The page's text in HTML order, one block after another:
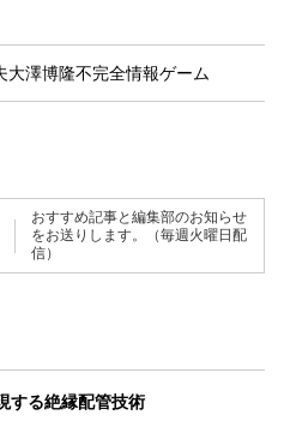
大澤博隆不完全情報ゲーム
おすすめ記事と編集部のお知らせ
をお送りします。（毎週火曜日配
信）
する絶縁配管技術